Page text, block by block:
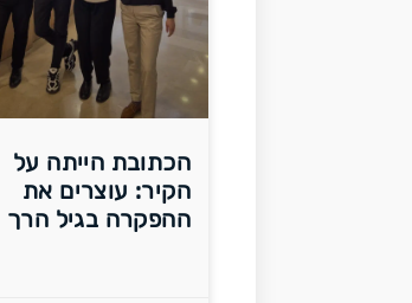
הכתובת הייתה על
הקיר: עוצרים את
ההפקרה בגיל הרך